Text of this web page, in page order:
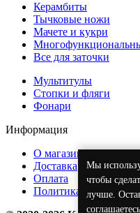
Мы
чтобы
лучше.
Керамбиты
Тычковые ножи
Мачете и кукри
Все для заточки
Мультитулы
Стопки и фляги
Фонари
Информация
О магазине
Доставка
Оплата
Политика обработки